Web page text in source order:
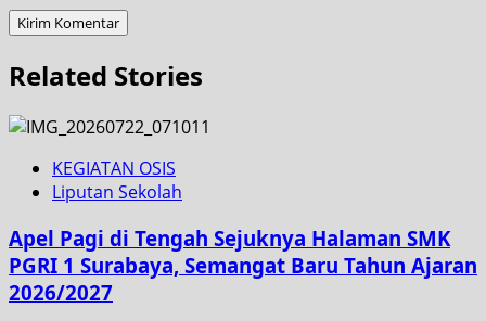
Related Stories
KEGIATAN OSIS
Liputan Sekolah
Apel Pagi di Tengah Sejuknya Halaman SMK
PGRI 1 Surabaya, Semangat Baru Tahun Ajaran
2026/2027